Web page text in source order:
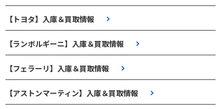
【トヨタ】入庫＆買取情報
【ランボルギーニ】入庫＆買取情報
【フェラーリ】入庫＆買取情報
【アストンマーティン】入庫＆買取情報